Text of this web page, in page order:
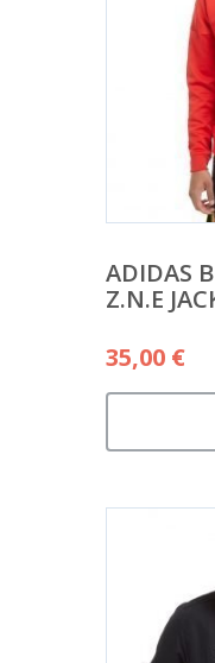
ADIDAS
Z.N.E
35,00 €